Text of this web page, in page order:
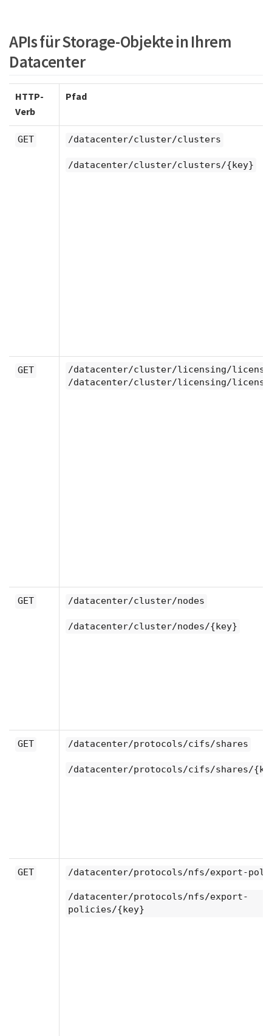
APIs für Storage-Objekte in Ihrem
Datacenter
HTTP-
Verb
Pfad
GET /datacenter/cluster/clusters
/datacenter/cluster/clusters/{key}
GET
/datacenter/cluster/licensing/
/datacenter/cluster/licensing/
GET /datacenter/cluster/nodes
/datacenter/cluster/nodes/{key}
GET /datacenter/protocols/cifs/shares
/datacenter/protocols/cifs/shares/
GET /datacenter/protocols/nfs/export-
/datacenter/protocols/nfs/export-
policies/{key}